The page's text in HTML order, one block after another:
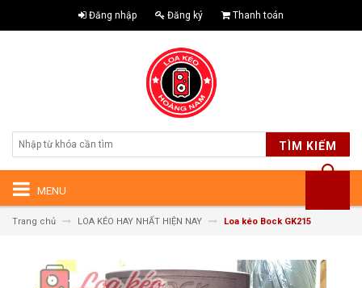
Đăng nhập Đăng ký Thanh toán
TÌM KIẾM
MENU
Trang chủ LOA KÉO HAY NHẤT HIỆN NAY Loa kéo Bock GK215